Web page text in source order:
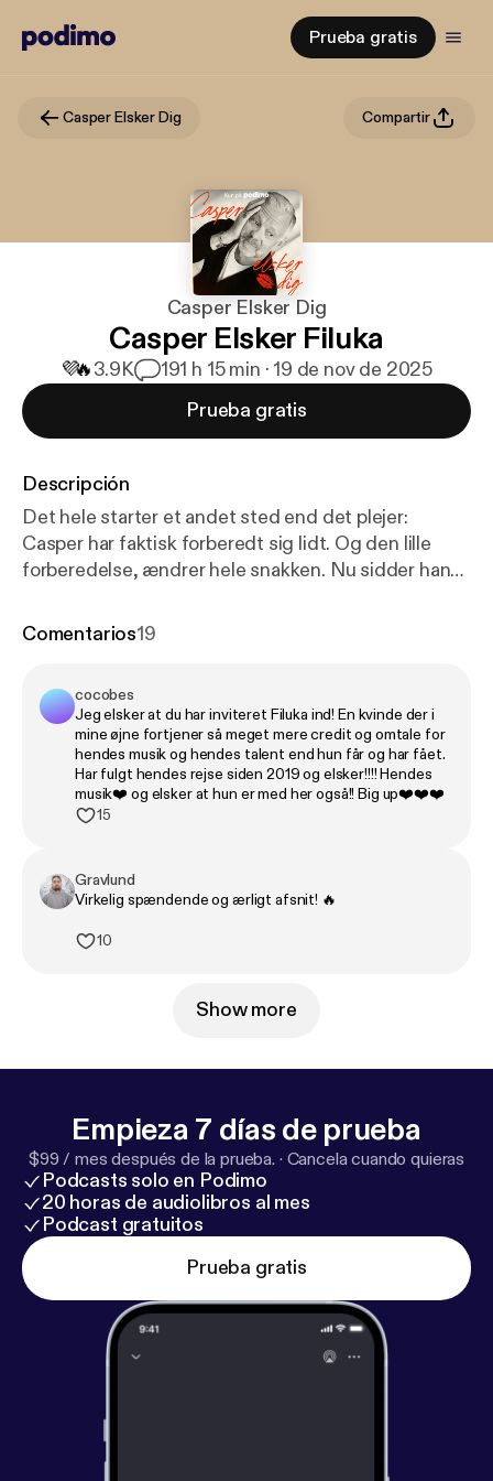
Prueba gratis
Casper Elsker Dig Compartir
Casper Elsker Dig
Casper Elsker Filuka
💜🔥3.9K 191 h 15 min · 19 de nov de 2025
Prueba gratis
Descripción
Det hele starter et andet sted end det plejer:
Casper har faktisk forberedt sig lidt. Og den lille
forberedelse, ændrer hele snakken. Nu sidder han
rapper og kunstner med mod og ben i næsen, og
Comentarios19
cocobes
Jeg elsker at du har inviteret Filuka ind! En kvinde der i
mine øjne fortjener så meget mere credit og omtale for
hendes musik og hendes talent end hun får og har fået.
Har fulgt hendes rejse siden 2019 og elsker!!!! Hendes
musik❤️ og elsker at hun er med her også!! Big up❤️❤️❤️
15
Gravlund
Virkelig spændende og ærligt afsnit! 🔥
10
Show more
Empieza 7 días de prueba
$99 / mes después de la prueba. · Cancela cuando quieras
Podcasts solo en Podimo
20 horas de audiolibros al mes
Podcast gratuitos
Prueba gratis